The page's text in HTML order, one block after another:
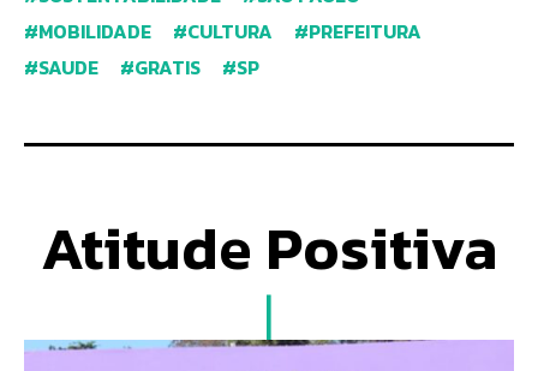
MOBILIDADE
CULTURA
PREFEITURA
SAUDE
GRATIS SP
Atitude Positiva